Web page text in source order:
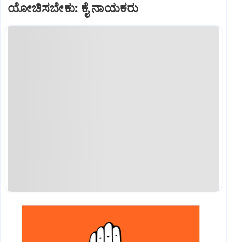
ಯೋಚಿಸಬೇಕು: ಕೈ ನಾಯಕರು